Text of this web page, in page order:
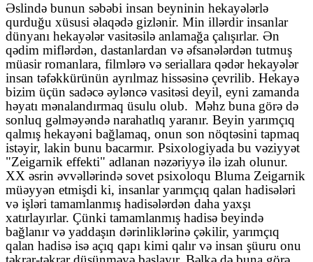
Əslində bunun səbəbi insan beyninin hekayələrlə
qurduğu xüsusi əlaqədə gizlənir. Min illərdir insanlar
dünyanı hekayələr vasitəsilə anlamağa çalışırlar. Ən
qədim miflərdən, dastanlardan və əfsanələrdən tutmuş
müasir romanlara, filmlərə və seriallara qədər hekayələr
insan təfəkkürünün ayrılmaz hissəsinə çevrilib. Hekayə
bizim üçün sadəcə əyləncə vasitəsi deyil, eyni zamanda
həyatı mənalandırmaq üsulu olub. Məhz buna görə də
sonluq gəlməyəndə narahatlıq yaranır. Beyin yarımçıq
qalmış hekayəni bağlamaq, onun son nöqtəsini tapmaq
istəyir, lakin bunu bacarmır. Psixologiyada bu vəziyyət
"Zeigarnik effekti" adlanan nəzəriyyə ilə izah olunur.
XX əsrin əvvəllərində sovet psixoloqu Bluma Zeigarnik
müəyyən etmişdi ki, insanlar yarımçıq qalan hadisələri
və işləri tamamlanmış hadisələrdən daha yaxşı
xatırlayırlar. Çünki tamamlanmış hadisə beyində
bağlanır və yaddaşın dərinliklərinə çəkilir, yarımçıq
qalan hadisə isə açıq qapı kimi qalır və insan şüuru onu